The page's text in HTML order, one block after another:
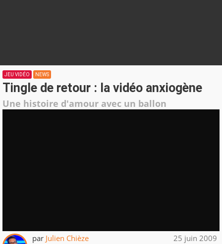
JEU VIDÉO NEWS
Tingle de retour : la vidéo anxiogène
Une histoire d'amour avec un ballon
par Julien Chièze 25 juin 2009